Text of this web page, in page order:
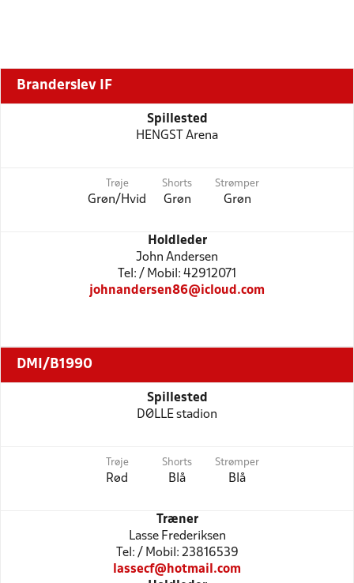
Branderslev IF
Spillested
HENGST Arena
Trøje
Grøn/Hvid
Shorts
Grøn
Strømper
Grøn
Holdleder
John Andersen
Tel: / Mobil: 42912071
johnandersen86@icloud.com
DMI/B1990
Spillested
DØLLE stadion
Trøje
Rød
Shorts
Blå
Strømper
Blå
Træner
Lasse Frederiksen
Tel: / Mobil: 23816539
lassecf@hotmail.com